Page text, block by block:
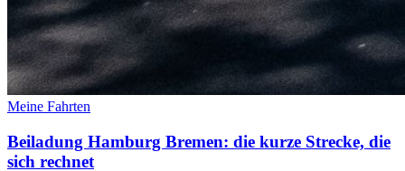
Meine Fahrten
Beiladung Hamburg Bremen: die kurze Strecke, die
sich rechnet